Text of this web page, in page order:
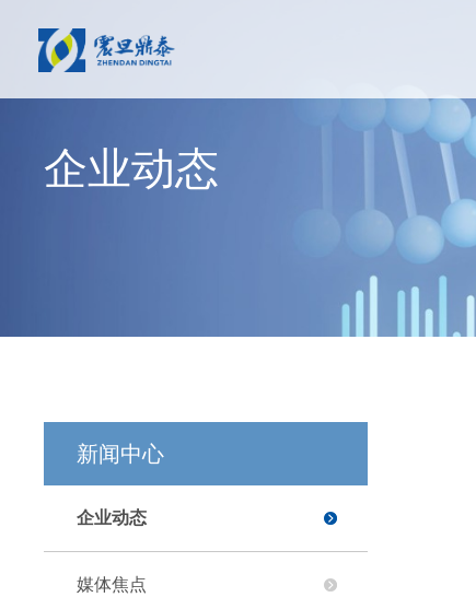
企业动态
新闻中心
企业动态
媒体焦点